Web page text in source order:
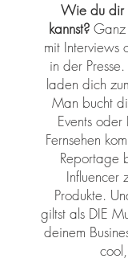
Wie du dir
kannst? Ganz
mit Interviews
in der
laden dich
Man bucht
Events
Fernsehen
Reportage
Influencer
Produkte.
giltst als DIE
deinem